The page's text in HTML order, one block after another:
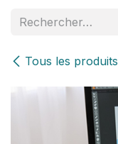
Tous les produits